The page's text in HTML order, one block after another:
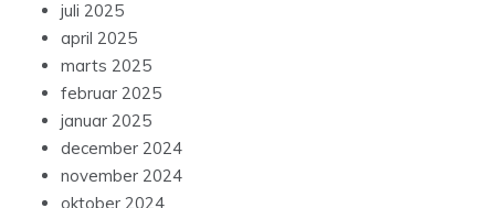
juli 2025
april 2025
marts 2025
februar 2025
januar 2025
december 2024
november 2024
oktober 2024